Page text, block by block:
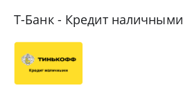
Т-Банк - Кредит наличными